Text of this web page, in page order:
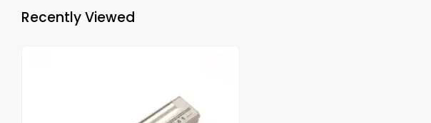
Recently Viewed